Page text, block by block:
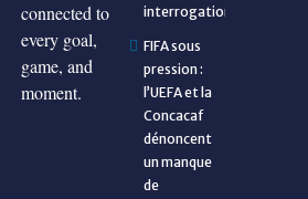
connected to
every goal,
game, and
moment.
interrogations
FIFA sous
pression :
l’UEFA et la
Concacaf
dénoncent
un manque
de